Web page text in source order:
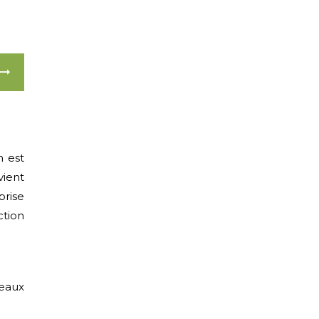
est